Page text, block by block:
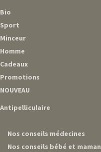
Bio
Sport
Minceur
Homme
Cadeaux
Promotions
NOUVEAU
Antipelliculaire
Nos conseils médecines
Nos conseils bébé et maman